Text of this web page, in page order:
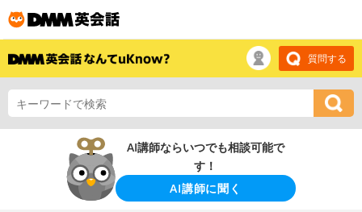
質問する
AI講師ならいつでも相談可能で
す！
AI講師に聞く